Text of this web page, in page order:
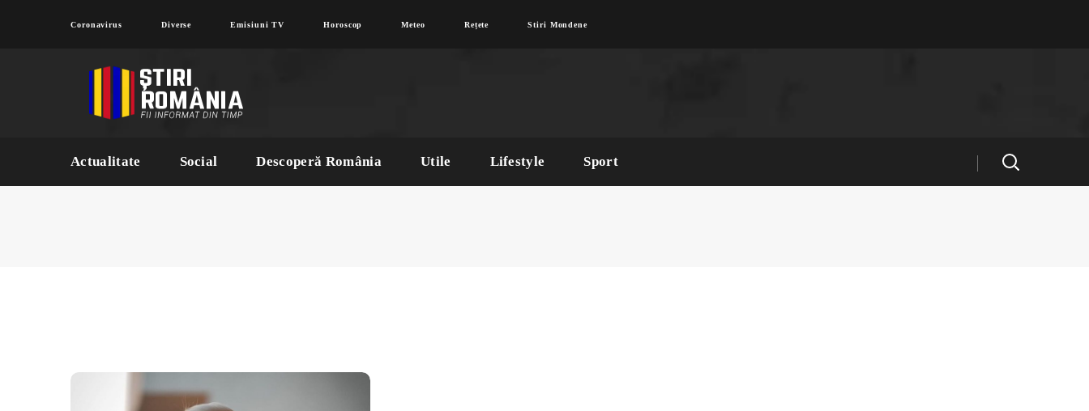
Coronavirus Diverse Emisiuni TV Horoscop Meteo Rețete Stiri Mondene
Actualitate Social Descoperă România Utile Lifestyle Sport